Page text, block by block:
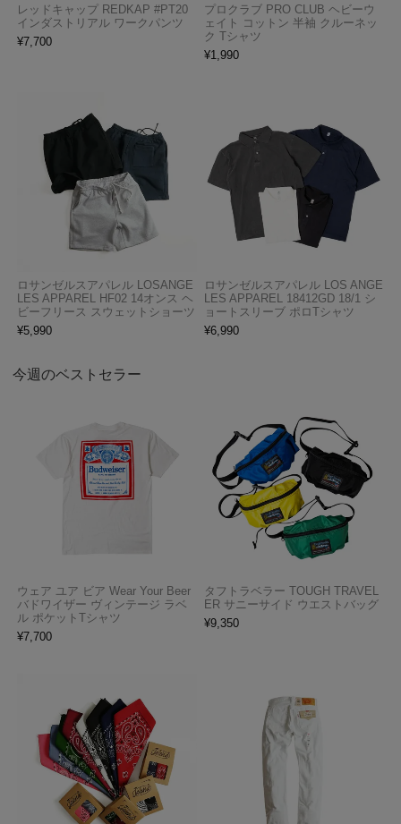
レッドキャップ REDKAP #PT20
インダストリアル ワークパンツ
¥7,700
プロクラブ PRO CLUB ヘビーウ
ェイト コットン 半袖 クルーネッ
ク Tシャツ
¥1,990
ロサンゼルスアパレル LOSANGE
LES APPAREL HF02 14オンス ヘ
ビーフリース スウェットショーツ
¥5,990
ロサンゼルスアパレル LOS ANGE
LES APPAREL 18412GD 18/1 シ
ョートスリーブ ポロTシャツ
¥6,990
今週のベストセラー
ウェア ユア ビア Wear Your Beer
バドワイザー ヴィンテージ ラベ
ル ポケットTシャツ
¥7,700
タフトラベラー TOUGH TRAVEL
ER サニーサイド ウエストバッグ
¥9,350